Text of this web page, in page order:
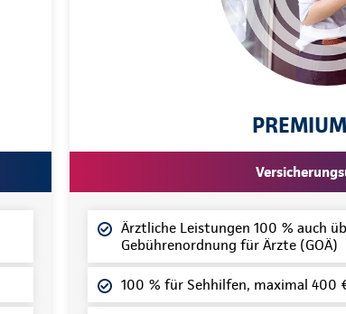
Ärztliche Leistungen 100 % auch
Gebührenordnung für Ärzte (GOÄ)
100 % für Sehhilfen, maximal 400